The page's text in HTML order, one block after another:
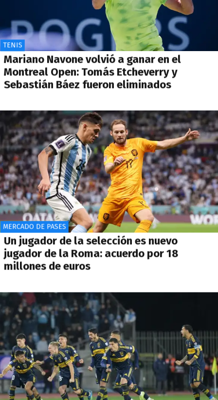
TENIS
Mariano Navone volvió a ganar en el
Montreal Open: Tomás Etcheverry y
Sebastián Báez fueron eliminados
MERCADO DE PASES
Un jugador de la selección es nuevo
jugador de la Roma: acuerdo por 18
millones de euros